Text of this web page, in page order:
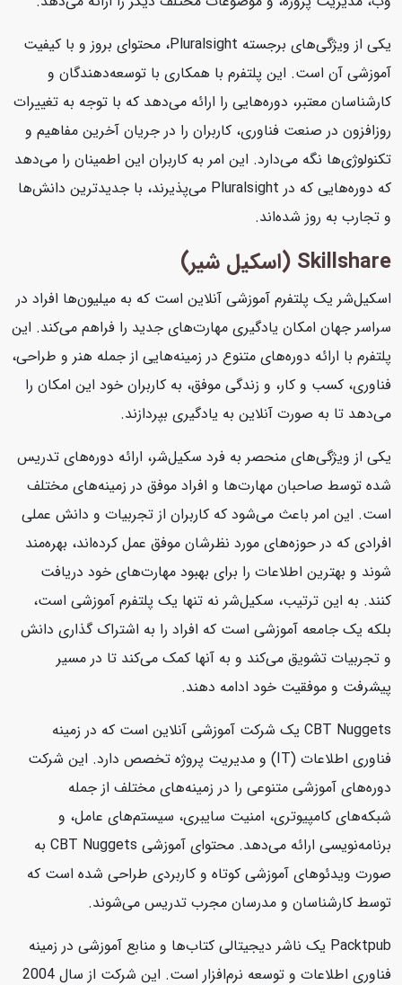
یکی از ویژگی‌های برجسته Pluralsight، محتوای بروز و با کیفیت
آموزشی آن است. این پلتفرم با همکاری با توسعه‌دهندگان و
کارشناسان معتبر، دوره‌هایی را ارائه می‌دهد که با توجه به تغییرات
روزافزون در صنعت فناوری، کاربران را در جریان آخرین مفاهیم و
تکنولوژی‌ها نگه می‌دارد. این امر به کاربران این اطمینان را می‌دهد
که دوره‌هایی که در Pluralsight می‌پذیرند، با جدیدترین دانش‌ها
و تجارب به روز شده‌اند.
Skillshare (اسکیل شیر)
اسکیل‌شر یک پلتفرم آموزشی آنلاین است که به میلیون‌ها افراد در
سراسر جهان امکان یادگیری مهارت‌های جدید را فراهم می‌کند. این
پلتفرم با ارائه دوره‌های متنوع در زمینه‌هایی از جمله هنر و طراحی،
فناوری، کسب و کار، و زندگی موفق، به کاربران خود این امکان را
می‌دهد تا به صورت آنلاین به یادگیری بپردازند.
یکی از ویژگی‌های منحصر به فرد سکیل‌شر، ارائه دوره‌های تدریس
شده توسط صاحبان مهارت‌ها و افراد موفق در زمینه‌های مختلف
است. این امر باعث می‌شود که کاربران از تجربیات و دانش عملی
افرادی که در حوزه‌های مورد نظرشان موفق عمل کرده‌اند، بهره‌مند
شوند و بهترین اطلاعات را برای بهبود مهارت‌های خود دریافت
کنند. به این ترتیب، سکیل‌شر نه تنها یک پلتفرم آموزشی است،
بلکه یک جامعه آموزشی است که افراد را به اشتراک گذاری دانش
و تجربیات تشویق می‌کند و به آنها کمک می‌کند تا در مسیر
پیشرفت و موفقیت خود ادامه دهند.
CBT Nuggets یک شرکت آموزشی آنلاین است که در زمینه
فناوری اطلاعات (IT) و مدیریت پروژه تخصص دارد. این شرکت
دوره‌های آموزشی متنوعی را در زمینه‌های مختلف از جمله
شبکه‌های کامپیوتری، امنیت سایبری، سیستم‌های عامل، و
برنامه‌نویسی ارائه می‌دهد. محتوای آموزشی CBT Nuggets به
صورت ویدئوهای آموزشی کوتاه و کاربردی طراحی شده است که
توسط کارشناسان و مدرسان مجرب تدریس می‌شوند.
Packtpub یک ناشر دیجیتالی کتاب‌ها و منابع آموزشی در زمینه
فناوری اطلاعات و توسعه نرم‌افزار است. این شرکت از سال 2004